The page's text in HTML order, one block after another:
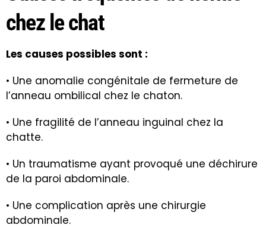
chez le chat
Les causes possibles sont :
• Une anomalie congénitale de fermeture de
l’anneau ombilical chez le chaton.
• Une fragilité de l’anneau inguinal chez la
chatte.
• Un traumatisme ayant provoqué une déchirure
de la paroi abdominale.
• Une complication après une chirurgie
abdominale.